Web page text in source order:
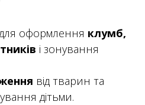
оформлення клумб,
і зонування
від тварин та
дітьми.